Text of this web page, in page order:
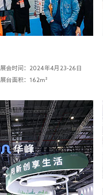
展会时间：2024年4月23-26日
展台面积：162m²